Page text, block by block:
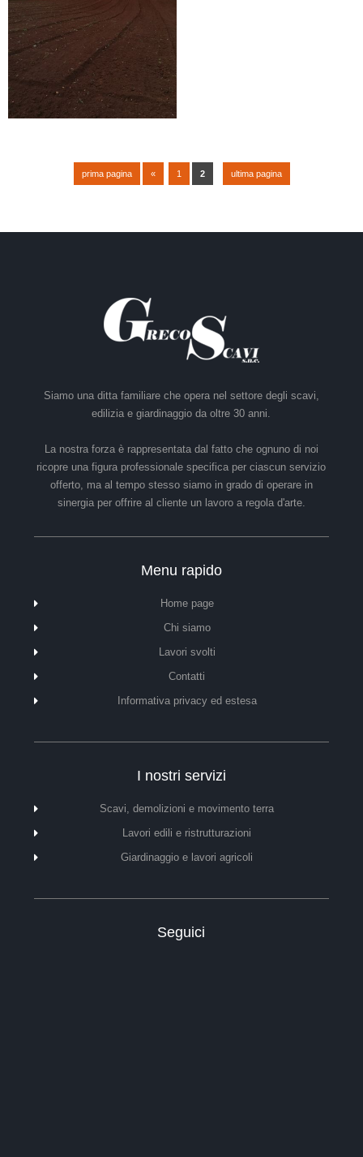
prima pagina « 1 2 ultima pagina
Siamo una ditta familiare che opera nel settore degli scavi,
edilizia e giardinaggio da oltre 30 anni.
La nostra forza è rappresentata dal fatto che ognuno di noi
ricopre una figura professionale specifica per ciascun servizio
offerto, ma al tempo stesso siamo in grado di operare in
sinergia per offrire al cliente un lavoro a regola d'arte.
Menu rapido
Home page
Chi siamo
Lavori svolti
Contatti
Informativa privacy ed estesa
I nostri servizi
Scavi, demolizioni e movimento terra
Lavori edili e ristrutturazioni
Giardinaggio e lavori agricoli
Seguici